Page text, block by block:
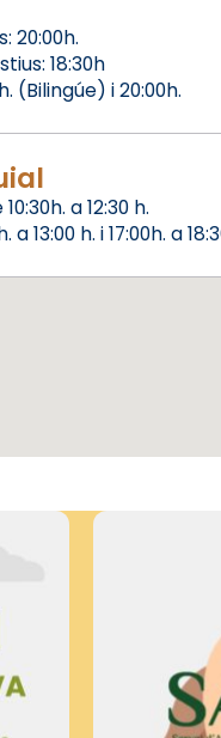
20:00h.
18:30h
(Bilingúe) i 20:00h.
a 12:30 h.
13:00 h. i 17:00h. a